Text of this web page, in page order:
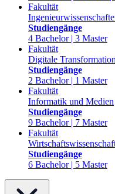
Fakultät
Studiengänge
4 Bachelor | 3 Master
Fakultät
Digitale Transformation
Studiengänge
2 Bachelor | 1 Master
Fakultät
Informatik und Medien
Studiengänge
9 Bachelor | 7 Master
Fakultät
Studiengänge
6 Bachelor | 5 Master